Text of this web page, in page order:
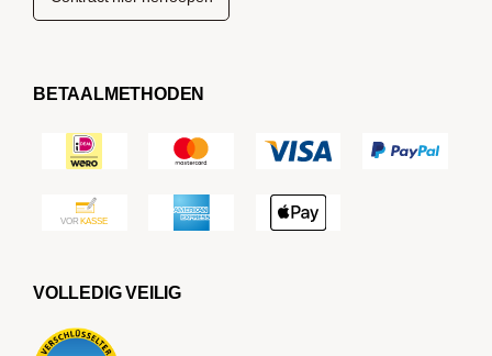
BETAALMETHODEN
VOLLEDIG VEILIG